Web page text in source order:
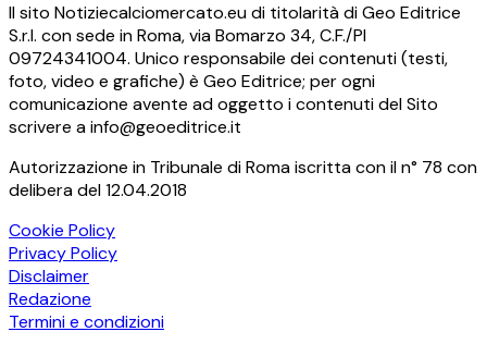
Il sito Notiziecalciomercato.eu di titolarità di Geo Editrice
S.r.l. con sede in Roma, via Bomarzo 34, C.F./PI
09724341004. Unico responsabile dei contenuti (testi,
foto, video e grafiche) è Geo Editrice; per ogni
comunicazione avente ad oggetto i contenuti del Sito
scrivere a info@geoeditrice.it
Autorizzazione in Tribunale di Roma iscritta con il n° 78 con
delibera del 12.04.2018
Cookie Policy
Privacy Policy
Disclaimer
Redazione
Termini e condizioni